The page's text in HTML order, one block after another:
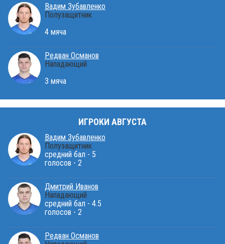
Вадим Зубавленко
Полузащитник
4 мяча
Редван Османов
Нападающий
3 мяча
ИГРОКИ АВГУСТА
Вадим Зубавленко
Полузащитник
средний бал - 5
голосов - 2
Дмитрий Иванов
Нападающий
средний бал - 4.5
голосов - 2
Редван Османов